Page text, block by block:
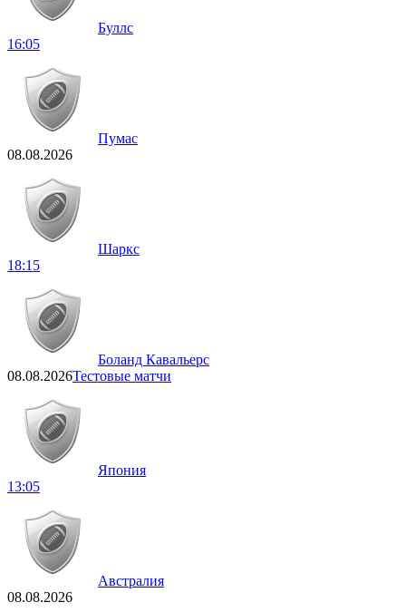
Буллс
16:05
Пумас
08.08.2026
Шаркс
18:15
Боланд Кавальерс
08.08.2026Тестовые матчи
Япония
13:05
Австралия
08.08.2026